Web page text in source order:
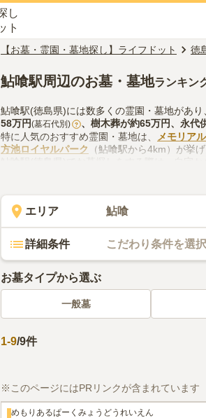
【お墓・霊園・墓地探し】ライフドット 徳
鮎喰駅周辺のお墓・墓地ランキン
鮎喰駅(徳島県)には数多くの霊園・墓地があ
58万円(墓石代別) ? 、 樹木葬が約65万円、 永代
特に人気のおすすめ霊園・墓地は、
メモリア
方池ロイヤルパーク
（鮎喰駅から4km）が挙げ
鮎喰駅(徳島県)でお墓探しをする際は、自宅
供花やお線香の入手方法などを考慮して選ぶ
エリア 鮎喰
詳細条件 こだわり条件を選択
お墓タイプから選ぶ
一般墓
1-9/9件
※このページにはPRリンクが含まれています
めもりあるぱーくみょうどうれいえん